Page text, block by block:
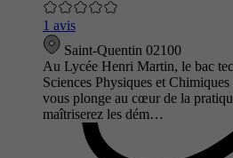
1 avis
Saint-Quentin 02100
Au Lycée Henri Martin, le bac
Sciences Physiques et
vous plonge au cœur de la
maîtriserez les dém…